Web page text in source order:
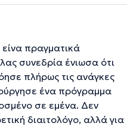
πραγματικά
συνεδρία ένιωσα ότι
πλήρως τις ανάγκες
ένα πρόγραμμα
σε εμένα. Δεν
διαιτολόγο, αλλά για